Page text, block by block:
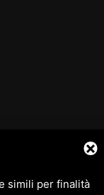
simili per finalità